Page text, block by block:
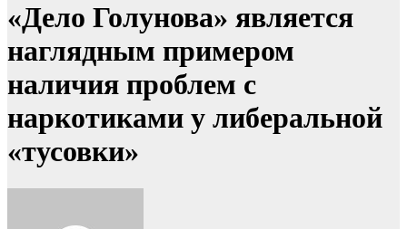
«Дело Голунова» является
наглядным примером
наличия проблем с
наркотиками у либеральной
«тусовки»